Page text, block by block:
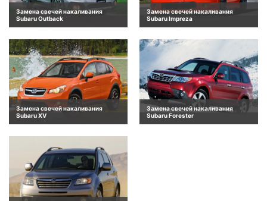
Замена свечей накаливания
Subaru Outback
Замена свечей накаливания
Subaru Impreza
Замена свечей накаливания
Subaru XV
Замена свечей накаливания
Subaru Forester